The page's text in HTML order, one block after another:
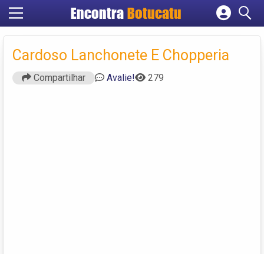
EncontraBotucatu
Cadastrar empresa
Criar conta
Cardoso Lanchonete E Chopperia
Compartilhar Avalie! 279